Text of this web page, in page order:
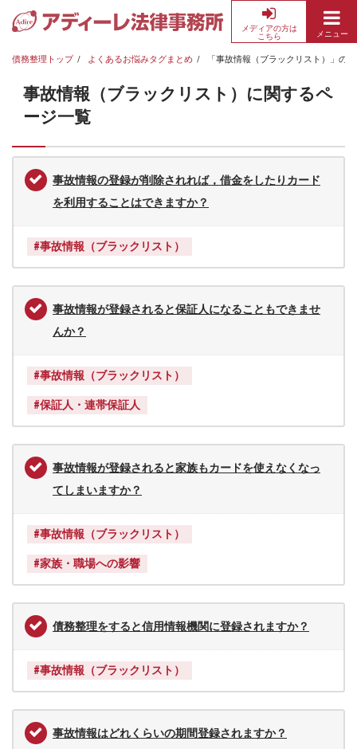
務
理・
返
料
律
事
メディアの方は
こちら
メニュー
債務整理トップ よくあるお悩みタグまとめ 「事故情報（ブラックリスト）」の
事故情報（ブラックリスト）に関するペ
ージ一覧
事故情報の登録が削除されれば，借金をしたりカード
を利用することはできますか？
#事故情報（ブラックリスト）
事故情報が登録されると保証人になることもできませ
んか？
#事故情報（ブラックリスト）
#保証人・連帯保証人
事故情報が登録されると家族もカードを使えなくなっ
てしまいますか？
#事故情報（ブラックリスト）
#家族・職場への影響
債務整理をすると信用情報機関に登録されますか？
#事故情報（ブラックリスト）
事故情報はどれくらいの期間登録されますか？